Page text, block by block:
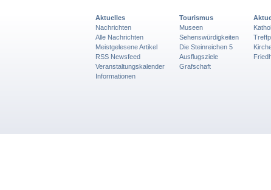
Aktuelles
Nachrichten
Alle Nachrichten
Meistgelesene Artikel
RSS Newsfeed
Veranstaltungskalender
Informationen
Tourismus
Museen
Sehenswürdigkeiten
Die Steinreichen 5
Ausflugsziele
Grafschaft